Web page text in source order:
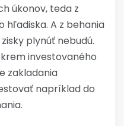
úkonov, teda z
A z behania
plynúť nebudú.
investovaného
zakladania
napríklad do